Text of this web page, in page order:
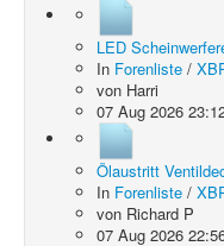
LED
In Forenliste /
von Harri
07 Aug 2026
Ölaustritt
In Forenliste /
von Richard P
07 Aug 2026